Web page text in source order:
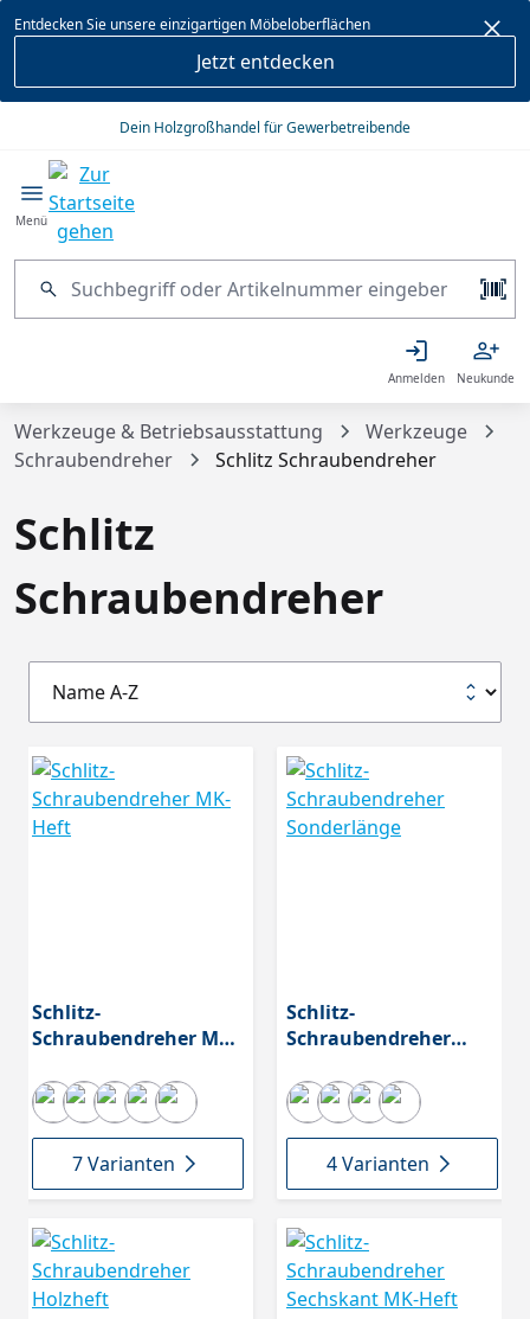
springen
Entdecken Sie unsere einzigartigen Möbeloberflächen
Jetzt entdecken
Dein Holzgroßhandel für Gewerbetreibende
Menü
Anmelden Neukunde
Werkzeuge & Betriebsausstattung
Werkzeuge
Schraubendreher
Schlitz Schraubendreher
Schlitz
Schraubendreher
Schlitz-
Schraubendreher MK-
7 Varianten
Schlitz-
Schraubendreher
4 Varianten